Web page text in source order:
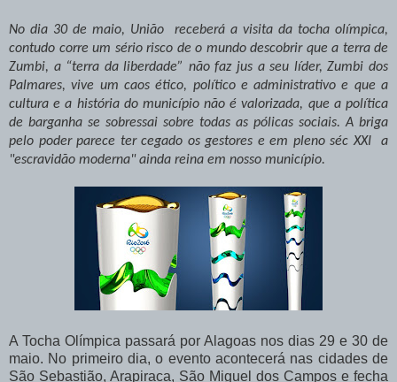
No dia 30 de maio, União receberá a visita da tocha olímpica,
contudo corre um sério risco de o mundo descobrir que a terra de
Zumbi, a “terra da liberdade” não faz jus a seu líder,Zumbi dos
Palmares, vive um caos ético, político e administrativo e que a
cultura e a história do município não é valorizada, que a política
de barganha se sobressai sobre todas as pólicas sociais. A briga
pelo poder parece ter cegado os gestores e em plenoséc XXI a
"escravidão moderna" ainda reina em nosso município.
A Tocha Olímpica passará por Alagoas nos dias 29 e 30 de
maio. No primeiro dia, o evento acontecerá nas cidades de
São Sebastião, Arapiraca, São Miguel dos Campos e fecha